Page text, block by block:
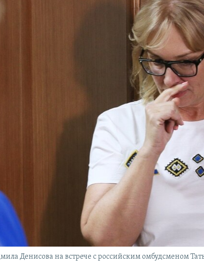
Денисова на встрече с российским омбудсменом